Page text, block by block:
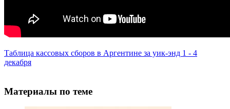
Таблица кассовых сборов в Аргентине за уик-энд 1 - 4
декабря
Материалы по теме